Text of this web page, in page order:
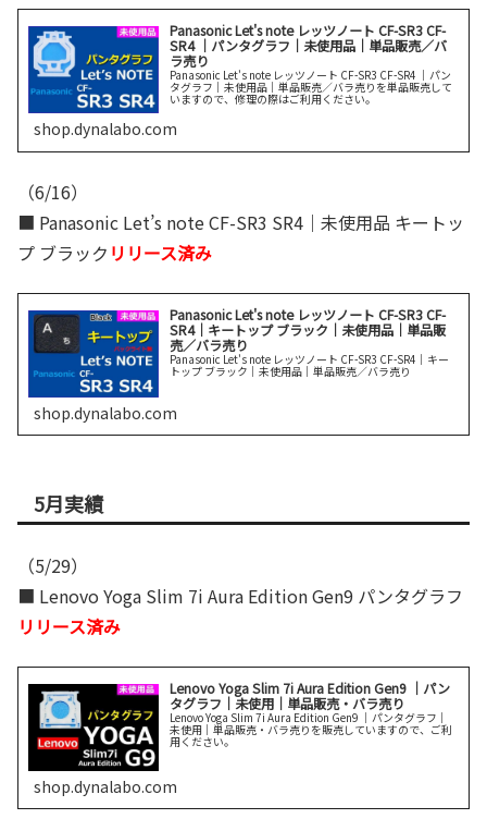
Panasonic Let's note レッツノート CF-SR3 CF-
SR4 ｜パンタグラフ｜未使用品｜単品販売／バ
ラ売り
Panasonic Let's note レッツノート CF-SR3 CF-SR4 ｜パン
タグラフ｜未使用品｜単品販売／バラ売りを単品販売して
いますので、修理の際はご利用ください。
shop.dynalabo.com
（6/16）
■ Panasonic Let’s note CF-SR3 SR4｜未使用品 キートッ
プ ブラック リリース済み
Panasonic Let's note レッツノート CF-SR3 CF-
SR4｜キートップ ブラック｜未使用品｜単品販
売／バラ売り
Panasonic Let's note レッツノート CF-SR3 CF-SR4｜キー
トップ ブラック｜未使用品｜単品販売／バラ売り
shop.dynalabo.com
5月実績
（5/29）
■ Lenovo Yoga Slim 7i Aura Edition Gen9 パンタグラフ
リリース済み
Lenovo Yoga Slim 7i Aura Edition Gen9 ｜パン
タグラフ｜未使用｜単品販売・バラ売り
Lenovo Yoga Slim 7i Aura Edition Gen9 ｜パンタグラフ｜
未使用｜単品販売・バラ売りを販売していますので、ご利
用ください。
shop.dynalabo.com